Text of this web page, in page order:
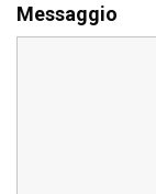
Messaggio